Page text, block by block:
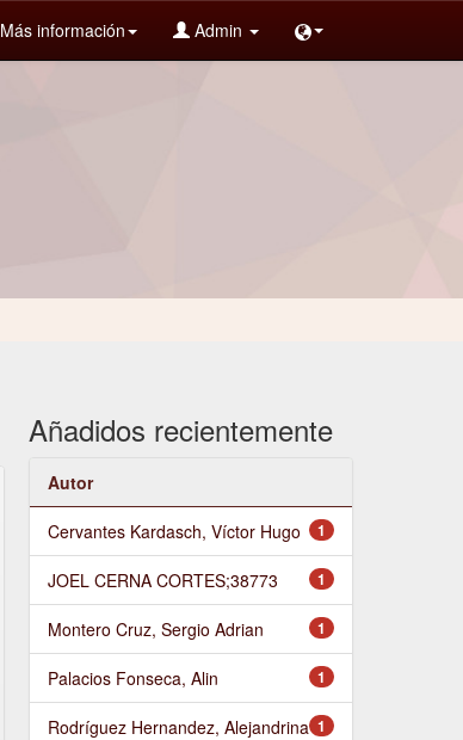
Más información Admin
Añadidos recientemente
Autor
1
Cervantes Kardasch, Víctor Hugo
1
JOEL CERNA CORTES;38773
1
Montero Cruz, Sergio Adrian
1
Palacios Fonseca, Alin
1
Rodríguez Hernandez, Alejandrina